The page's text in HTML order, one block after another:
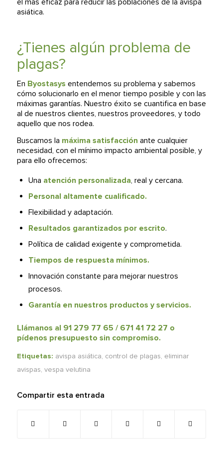
asiática.
¿Tienes algún problema de
plagas?
En Byostasys entendemos su problema y sabemos
cómo solucionarlo en el menor tiempo posible y con las
máximas garantías. Nuestro éxito se cuantifica en base
al de nuestros clientes, nuestros proveedores, y todo
aquello que nos rodea.
Buscamos la máxima satisfacción ante cualquier
necesidad, con el mínimo impacto ambiental posible, y
para ello ofrecemos:
Una atención personalizada, real y cercana.
Personal altamente cualificado.
Flexibilidad y adaptación.
Resultados garantizados por escrito.
Política de calidad exigente y comprometida.
Tiempos de respuesta mínimos.
Innovación constante para mejorar nuestros
procesos.
Garantía en nuestros productos y servicios.
Llámanos al 91 279 77 65 / 671 41 72 27 o
pídenos presupuesto sin compromiso.
Etiquetas: avispa asiática, control de plagas, eliminar
avispas, vespa velutina
Compartir esta entrada